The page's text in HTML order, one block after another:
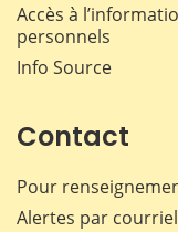
Accès à
personnels
Info Source
Contact
Pour
Alertes par courriel